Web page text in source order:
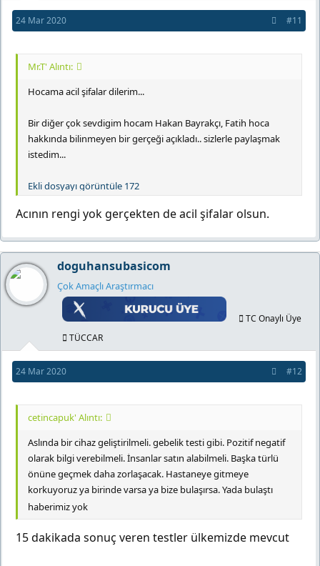
l
a
t
a
r
i
i
24 Mar 2020 #11
Mr.T' Alıntı:
Hocama acil şifalar dilerim...
Bir diğer çok sevdigim hocam Hakan Bayrakçı, Fatih hoca
hakkında bilinmeyen bir gerçeği açıkladı.. sizlerle paylaşmak
istedim...
Ekli dosyayı görüntüle 172
Acının rengi yok gerçekten de acil şifalar olsun.
doguhansubasicom
Çok Amaçlı Araştırmacı
TC Onaylı Üye
TÜCCAR
24 Mar 2020 #12
cetincapuk' Alıntı:
Aslında bir cihaz geliştirilmeli. gebelik testi gibi. Pozitif negatif
olarak bilgi verebilmeli. İnsanlar satın alabilmeli. Başka türlü
önüne geçmek daha zorlaşacak. Hastaneye gitmeye
korkuyoruz ya birinde varsa ya bize bulaşırsa. Yada bulaştı
haberimiz yok
15 dakikada sonuç veren testler ülkemizde mevcut